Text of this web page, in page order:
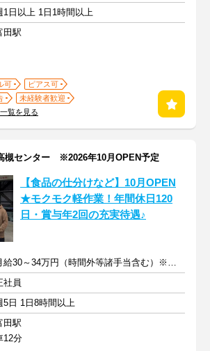
1日以上 1日1時間以上
田駅
可
ピアス可
未経験者歓迎
覧を見る
槻センター ※2026年10月OPEN予定
【食品の仕分けなど】10月OPEN
★モクモク軽作業！年間休日120
日・賞与年2回の充実待遇♪
月給30～34万円（時間外等諸手当含む）※賞与年2回
社員
5日 1日8時間以上
田駅
12分